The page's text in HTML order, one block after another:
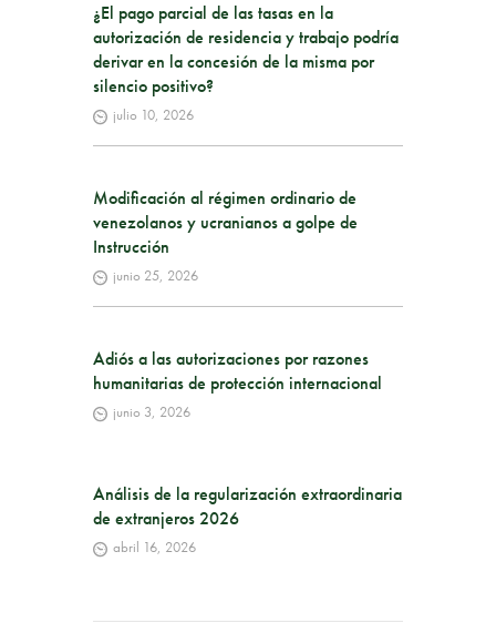
¿El pago parcial de las tasas en la
autorización de residencia y trabajo podría
derivar en la concesión de la misma por
silencio positivo?
julio 10, 2026
Modificación al régimen ordinario de
venezolanos y ucranianos a golpe de
Instrucción
junio 25, 2026
Adiós a las autorizaciones por razones
humanitarias de protección internacional
junio 3, 2026
Análisis de la regularización extraordinaria
de extranjeros 2026
abril 16, 2026